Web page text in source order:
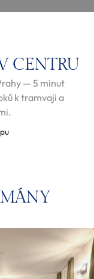
CENTRU
— 5 minut
k tramvaji a